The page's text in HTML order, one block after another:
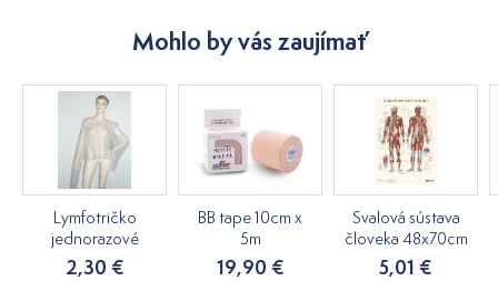
Mohlo by vás zaujímať
Lymfotričko
jednorazové
2,30 €
BB tape 10cm x
5m
19,90 €
Svalová sústava
človeka 48x70cm
5,01 €